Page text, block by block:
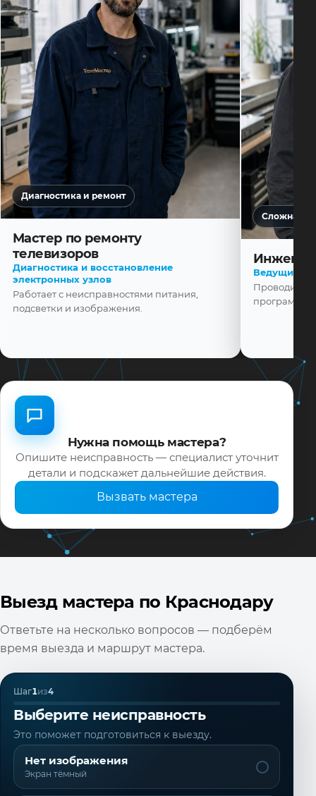
Диагностика и ремонт
Мастер по ремонту
телевизоров
Диагностика и восстановление
электронных узлов
Работает с неисправностями питания,
подсветки и изображения.
Сложная
Ведущий
Проводит
Нужна помощь мастера?
Опишите неисправность — специалист уточнит
детали и подскажет дальнейшие действия.
Вызвать мастера
Выезд мастера по Краснодару
Ответьте на несколько вопросов — подберём
время выезда и маршрут мастера.
Шаг1из4
Выберите неисправность
Это поможет подготовиться к выезду.
Нет изображения
Экран тёмный